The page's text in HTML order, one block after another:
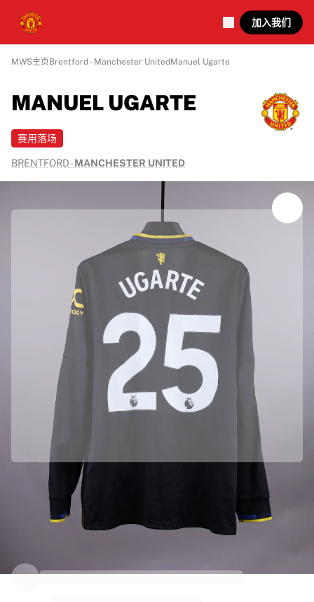
加入我们
MWS主页Brentford - Manchester UnitedManuel Ugarte
MANUEL UGARTE
赛用落场
BRENTFORD-MANCHESTER UNITED
由Manchester United官方合作带来
本藏品由Manchester United官方提供，品质保障。
Fabricks验证加持